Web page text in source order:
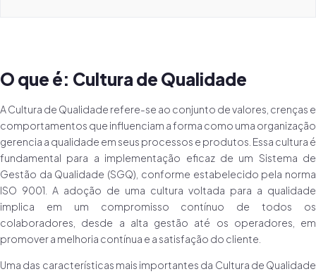
O que é: Cultura de Qualidade
A Cultura de Qualidade refere-se ao conjunto de valores, crenças e
comportamentos que influenciam a forma como uma organização
gerencia a qualidade em seus processos e produtos. Essa cultura é
fundamental para a implementação eficaz de um Sistema de
Gestão da Qualidade (SGQ), conforme estabelecido pela norma
ISO 9001. A adoção de uma cultura voltada para a qualidade
implica em um compromisso contínuo de todos os
colaboradores, desde a alta gestão até os operadores, em
promover a melhoria contínua e a satisfação do cliente.
Uma das características mais importantes da Cultura de Qualidade